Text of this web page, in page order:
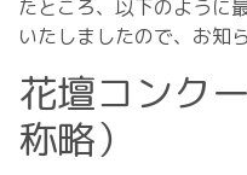
たところ、以下のように
いたしましたので、お知
花壇コンク
称略）